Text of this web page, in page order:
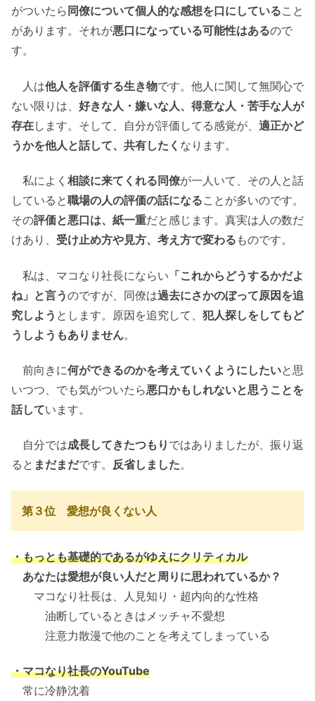
がついたら 同僚について個人的な感想を口にしていること
があります。それが悪口になっている可能性はあるので
す。
人は他人を評価する生き物です。他人に関して無関心で
ない限りは、 好きな人・嫌いな人、得意な人・苦手な人が
存在します。そして、自分が評価してる感覚が、 適正かど
うかを他人と話して、共有したく なります。
私によく 相談に来てくれる同僚が一人いて、その人と話
していると職場の人の評価の話になることが多いのです。
その評価と悪口は、紙一重だと感じます。真実は人の数だ
けあり、 受け止め方や見方、考え方で変わる ものです。
私は、マコなり社長にならい 「これからどうするかだよ
ね」と言うのですが、同僚は過去にさかのぼって原因を追
究しよう とします。原因を追究して、 犯人探しをしてもど
うしようもありません。
前向きに何ができるのかを考えていくようにしたいと思
いつつ、でも気がついたら悪口かもしれないと思うことを
話しています。
自分では成長してきたつもり ではありましたが、振り返
ると まだまだです。 反省しました。
第３位 愛想が良くない人
・もっとも基礎的であるがゆえにクリティカル
あなたは愛想が良い人だと周りに思われているか？
マコなり社長は、人見知り・超内向的な性格
油断しているときはメッチャ不愛想
注意力散漫で他のことを考えてしまっている
・マコなり社長のYouTube
常に冷静沈着